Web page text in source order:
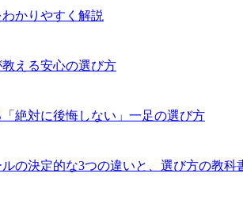
かりやすく解説
える安心の選び方
絶対に後悔しない」一足の選び方
の決定的な3つの違いと、選び方の教科